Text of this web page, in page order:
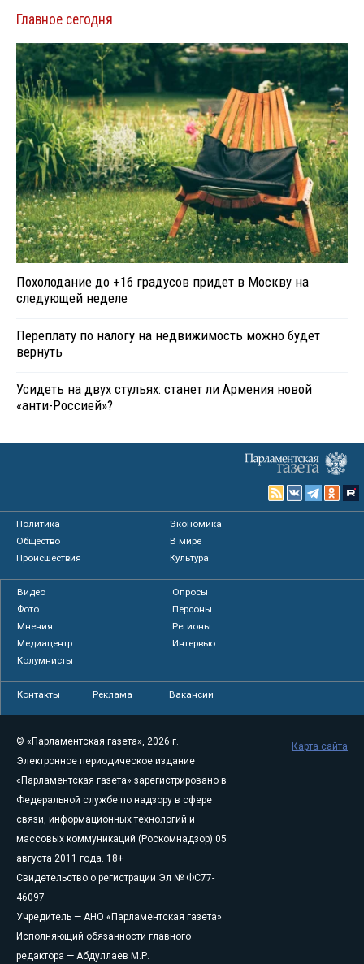
Главное сегодня
Похолодание до +16 градусов придет в Москву на
следующей неделе
Переплату по налогу на недвижимость можно будет
вернуть
Усидеть на двух стульях: станет ли Армения новой
«анти-Россией»?
Политика
Экономика
Общество
В мире
Происшествия
Культура
Видео
Опросы
Фото
Персоны
Мнения
Регионы
Медиацентр
Интервью
Колумнисты
Контакты Реклама Вакансии
© «Парламентская газета», 2026 г.
Электронное периодическое издание
«Парламентская газета» зарегистрировано в
Федеральной службе по надзору в сфере
связи, информационных технологий и
массовых коммуникаций (Роскомнадзор) 05
августа 2011 года. 18+
Свидетельство о регистрации Эл № ФС77-
46097
Учредитель — АНО «Парламентская газета»
Исполняющий обязанности главного
редактора — Абдуллаев М.Р.
Карта сайта